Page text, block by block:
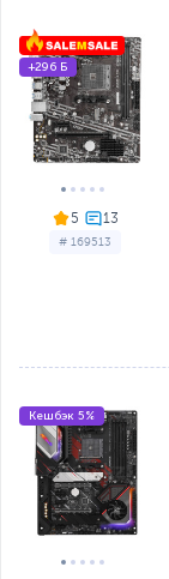
5
# 169513
+296 Б
Кешбэк 5%